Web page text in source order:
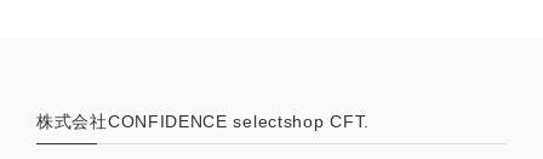
株式会社CONFIDENCE selectshop CFT.